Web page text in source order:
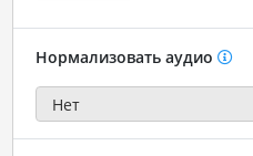
Нормализовать аудио